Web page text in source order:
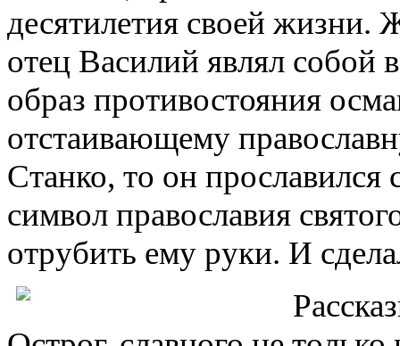
десятилетия своей жизни.
отец Василий являл собой
образ противостояния
отстаивающему
Станко, то он
символ православия
отрубить ему руки. И